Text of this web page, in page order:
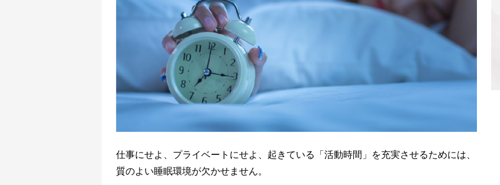
仕事にせよ、プライベートにせよ、起きている「活動時間」を充実させるためには、
質のよい睡眠環境が欠かせません。